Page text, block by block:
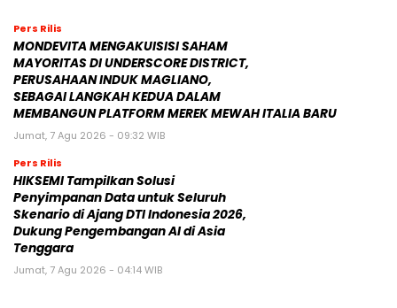
Pers Rilis
MONDEVITA MENGAKUISISI SAHAM
MAYORITAS DI UNDERSCORE DISTRICT,
PERUSAHAAN INDUK MAGLIANO,
SEBAGAI LANGKAH KEDUA DALAM
MEMBANGUN PLATFORM MEREK MEWAH ITALIA BARU
Jumat, 7 Agu 2026 - 09:32 WIB
Pers Rilis
HIKSEMI Tampilkan Solusi
Penyimpanan Data untuk Seluruh
Skenario di Ajang DTI Indonesia 2026,
Dukung Pengembangan AI di Asia
Tenggara
Jumat, 7 Agu 2026 - 04:14 WIB